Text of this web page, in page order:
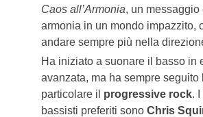
Caos all’Armonia, un messaggio
armonia in un mondo impazzito,
andare sempre più nella
Ha iniziato a suonare il basso in
avanzata, ma ha sempre seguito
particolare il progressive rock.
bassisti preferiti sono Chris